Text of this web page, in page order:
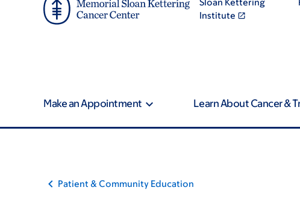
Sloan Kettering
Institute
Make an Appointment Learn About Cancer &
Patient & Community Education